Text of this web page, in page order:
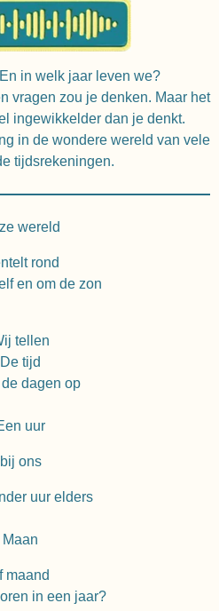
in welk jaar leven we?
vragen zou je denken. Maar het
ingewikkelder dan je denkt.
in de wondere wereld van vele
tijdsrekeningen.
wereld
rond
en om de zon
tellen
De tijd
dagen op
uur
bij ons
uur elders
Maan
maand
in een jaar?